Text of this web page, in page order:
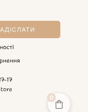
17
0